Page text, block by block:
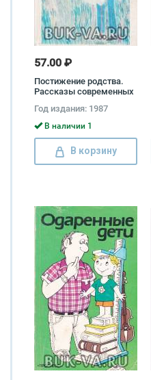
57.00 ₽
Постижение родства.
Рассказы современных
природе
Год издания: 1987
В наличии 1
В корзину